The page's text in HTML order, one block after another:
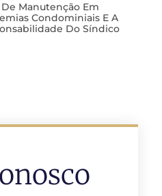
De Manutenção Em
Condominiais E A
Do Síndico